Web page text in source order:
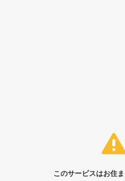
このサービスはお住